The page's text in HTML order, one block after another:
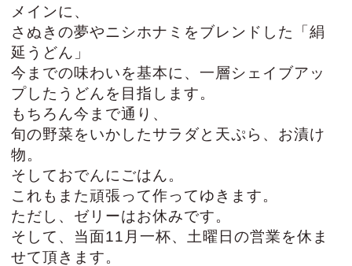
メインに、
さぬきの夢やニシホナミをブレンドした「絹
延うどん」
今までの味わいを基本に、一層シェイブアッ
プしたうどんを目指します。
もちろん今まで通り、
旬の野菜をいかしたサラダと天ぷら、お漬け
物。
そしておでんにごはん。
これもまた頑張って作ってゆきます。
ただし、ゼリーはお休みです。
そして、当面11月一杯、土曜日の営業を休ま
せて頂きます。